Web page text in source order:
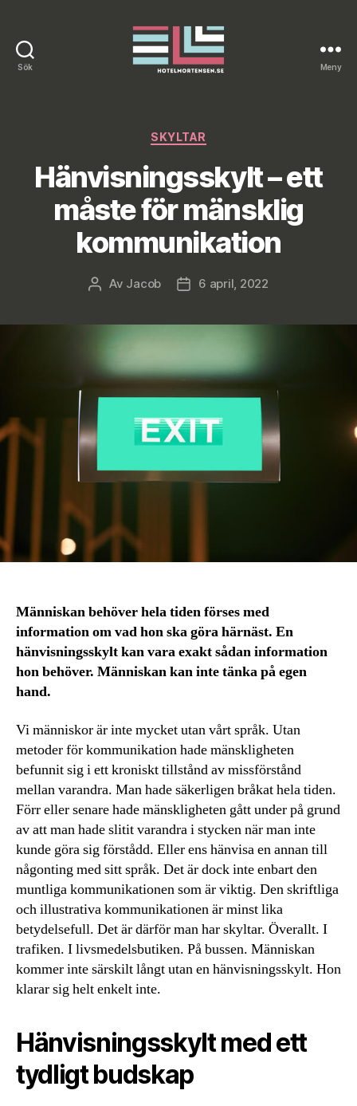
Sök Meny
Kategorier
SKYLTAR
Hänvisningsskylt – ett
måste för mänsklig
kommunikation
Inläggsförfattare
Av Jacob Inläggsdatum
6 april, 2022
Människan behöver hela tiden förses med
information om vad hon ska göra härnäst. En
hänvisningsskylt kan vara exakt sådan information
hon behöver. Människan kan inte tänka på egen
hand.
Vi människor är inte mycket utan vårt språk. Utan
metoder för kommunikation hade mänskligheten
befunnit sig i ett kroniskt tillstånd av missförstånd
mellan varandra. Man hade säkerligen bråkat hela tiden.
Förr eller senare hade mänskligheten gått under på grund
av att man hade slitit varandra i stycken när man inte
kunde göra sig förstådd. Eller ens hänvisa en annan till
någonting med sitt språk. Det är dock inte enbart den
muntliga kommunikationen som är viktig. Den skriftliga
och illustrativa kommunikationen är minst lika
betydelsefull. Det är därför man har skyltar. Överallt. I
trafiken. I livsmedelsbutiken. På bussen. Människan
kommer inte särskilt långt utan en hänvisningsskylt. Hon
klarar sig helt enkelt inte.
Hänvisningsskylt med ett
tydligt budskap